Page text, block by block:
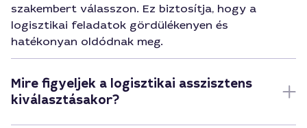
szakembert válasszon. Ez biztosítja, hogy a
logisztikai feladatok gördülékenyen és
hatékonyan oldódnak meg.
Mire figyeljek a logisztikai asszisztens
kiválasztásakor?